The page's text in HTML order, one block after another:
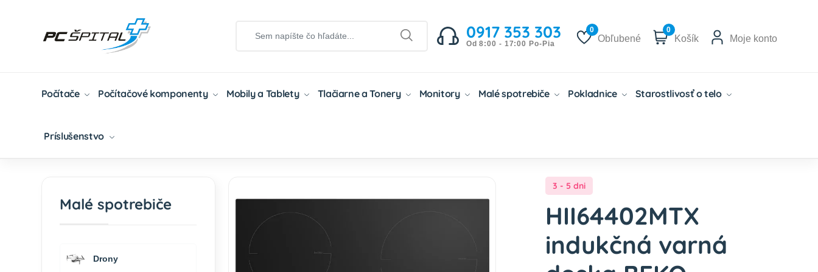
0917 353 303
Od 8:00 - 17:00 Po-Pia
0
Obľubené
0
Košík Moje konto
Počítače Počítačové komponenty Mobily a Tablety Tlačiarne a Tonery Monitory Malé spotrebiče Pokladnice Starostlivosť o telo
Príslušenstvo
Domov Malé Spotrebiče
3 - 5 dni
HII64402MTX
indukčná varná
Malé spotrebiče
Drony